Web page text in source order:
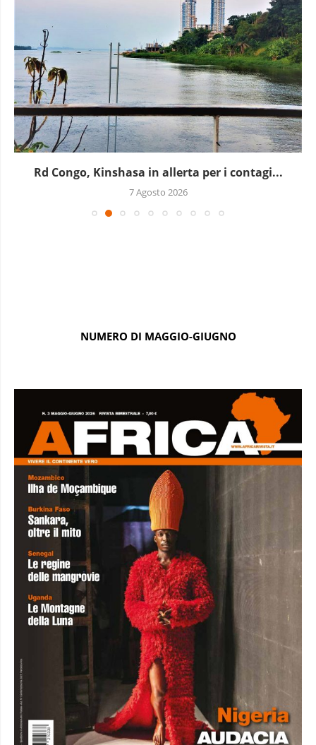
Rd Congo, Kinshasa in allerta per i contagi...
7 Agosto 2026
NUMERO DI MAGGIO-GIUGNO